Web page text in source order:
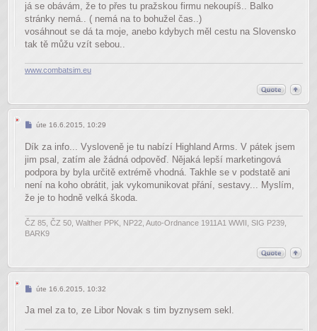
já se obávám, že to přes tu pražskou firmu nekoupíš.. Balko
stránky nemá.. ( nemá na to bohužel čas..)
vosáhnout se dá ta moje, anebo kdybych měl cestu na Slovensko
tak tě můžu vzít sebou..
www.combatsim.eu
Příspěvek
úte 16.6.2015, 10:29
Dík za info... Vysloveně je tu nabízí Highland Arms. V pátek jsem
jim psal, zatím ale žádná odpověď. Nějaká lepší marketingová
podpora by byla určitě extrémě vhodná. Takhle se v podstatě ani
není na koho obrátit, jak vykomunikovat přání, sestavy... Myslím,
že je to hodně velká škoda.
ČZ 85, ČZ 50, Walther PPK, NP22, Auto-Ordnance 1911A1 WWII, SIG P239,
BARK9
Příspěvek
úte 16.6.2015, 10:32
Ja mel za to, ze Libor Novak s tim byznysem sekl.